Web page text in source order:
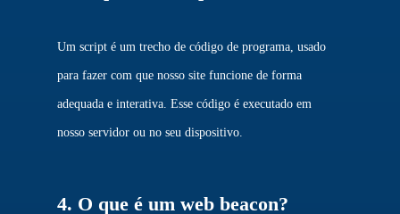
Um script é um trecho de código de programa, usado
para fazer com que nosso site funcione de forma
adequada e interativa. Esse código é executado em
nosso servidor ou no seu dispositivo.
4. O que é um web beacon?